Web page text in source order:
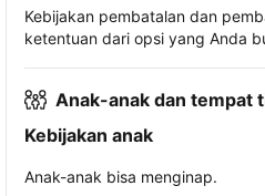
Kebijakan pembatalan dan
ketentuan dari opsi yang Anda
Anak-anak dan tempat
Kebijakan anak
Anak-anak bisa menginap.